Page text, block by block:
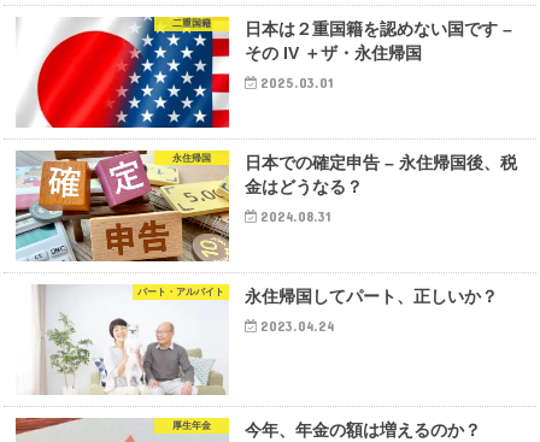
二重国籍
日本は２重国籍を認めない国です –
その IV ＋ザ・永住帰国
2025.03.01
永住帰国
日本での確定申告 – 永住帰国後、税
金はどうなる？
2024.08.31
パート・アルバイト 永住帰国してパート、正しいか？
2023.04.24
厚生年金 今年、年金の額は増えるのか？